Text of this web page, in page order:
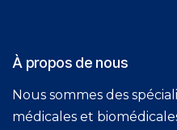
À propos de nous
Nous sommes des
médicales et